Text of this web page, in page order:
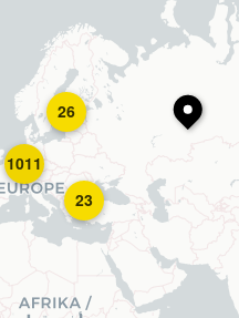
26
23
1011